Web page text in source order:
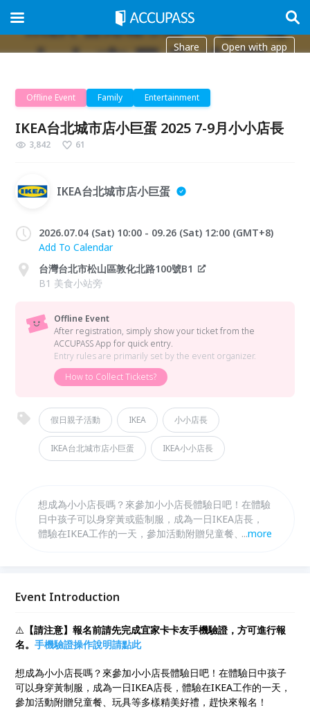
Share Open with app
Offline Event Family Entertainment
IKEA台北城市店小巨蛋 2025 7-9月小小店長
3,842 61
IKEA台北城市店小巨蛋
2026.07.04 (Sat) 10:00 - 09.26 (Sat) 12:00 (GMT+8)
Add To Calendar
台灣台北市松山區敦化北路100號B1
B1 美食小站旁
Offline Event
After registration, simply show your ticket from the
ACCUPASS App for quick entry.
Entry rules are primarily set by the event organizer.
How to Collect Tickets?
假日親子活動 IKEA 小小店長
IKEA台北城市店小巨蛋 IKEA小小店長
想成為小小店長嗎？來參加小小店長體驗日吧！在體驗
日中孩子可以身穿黃或藍制服，成為一日IKEA店長，
體驗在IKEA工作的一天，參加活動附贈兒童餐、玩具
...more
Event Introduction
⚠️ 【請注意】報名前請先完成宜家卡卡友手機驗證，方可進行報
名。手機驗證操作說明請點此
想成為小小店長嗎？來參加小小店長體驗日吧！在體驗日中孩子
可以身穿黃制服，成為一日IKEA店長，體驗在IKEA工作的一天，
參加活動附贈兒童餐、玩具等多樣精美好禮，趕快來報名！